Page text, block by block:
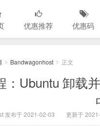
优惠推荐 优惠码
> Bandwagonhost > 正文
：Ubuntu 卸载
发布于 2021-02-03 更新于